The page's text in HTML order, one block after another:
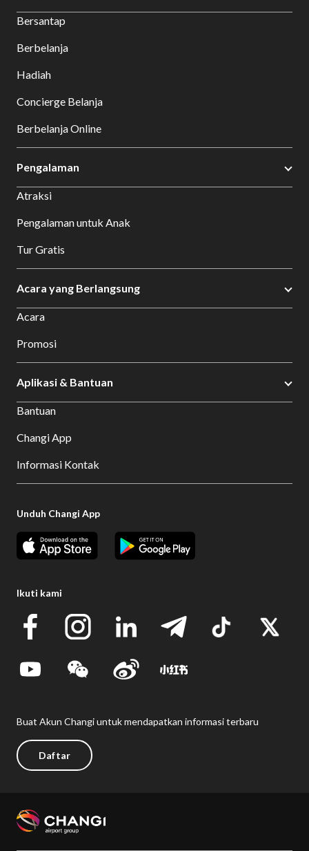
Bersantap
Berbelanja
Hadiah
Concierge Belanja
Berbelanja Online
Pengalaman
Atraksi
Pengalaman untuk Anak
Tur Gratis
Acara yang Berlangsung
Acara
Promosi
Aplikasi & Bantuan
Bantuan
Changi App
Informasi Kontak
Unduh Changi App
Ikuti kami
Buat Akun Changi untuk mendapatkan informasi terbaru
Daftar